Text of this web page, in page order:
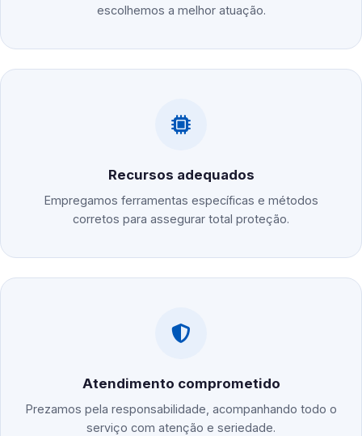
escolhemos a melhor atuação.
Recursos adequados
Empregamos ferramentas específicas e métodos
corretos para assegurar total proteção.
Atendimento comprometido
Prezamos pela responsabilidade, acompanhando todo o
serviço com atenção e seriedade.